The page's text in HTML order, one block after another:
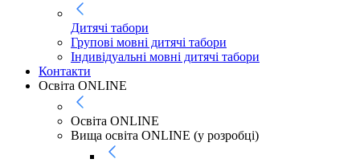
Дитячі табори
Групові мовні дитячі табори
Індивідуальні мовні дитячі табори
Контакти
Освіта ONLINE
Освіта ONLINE
Вища освіта ONLINE (у розробці)